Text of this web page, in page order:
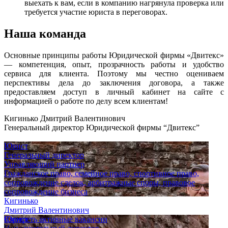
выехать к вам, если в компанию нагрянула проверка или
требуется участие юриста в переговорах.
Наша команда
Основные принципы работы Юридической фирмы «Двитекс»
— компетенция, опыт, прозрачность работы и удобство
сервиса для клиента. Поэтому мы честно оцениваем
перспективы дела до заключения договора, а также
предоставляем доступ в личный кабинет на сайте с
информацией о работе по делу всем клиентам!
Кигинько Дмитрий Валентинович
Генеральный директор Юридической фирмы “Двитекс”
Юрист
Генеральный директор
Управляющий партнер
Гражданское право, семейное право, спортивное право,
сопровождение сделок, арбитражные споры, правовое
сопровождение бизнеса
Кигинько
Дмитрий Валентинович
Юрист
Смотреть активные вакансии